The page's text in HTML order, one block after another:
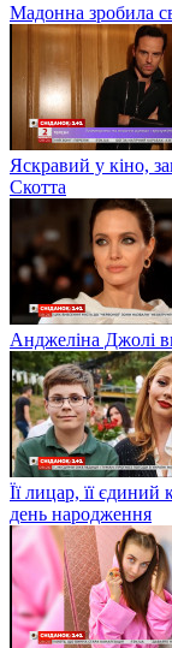
Мадонна зробила
Яскравий у кіно,
Скотта
Анджеліна Джолі
Її лицар, її
день народження